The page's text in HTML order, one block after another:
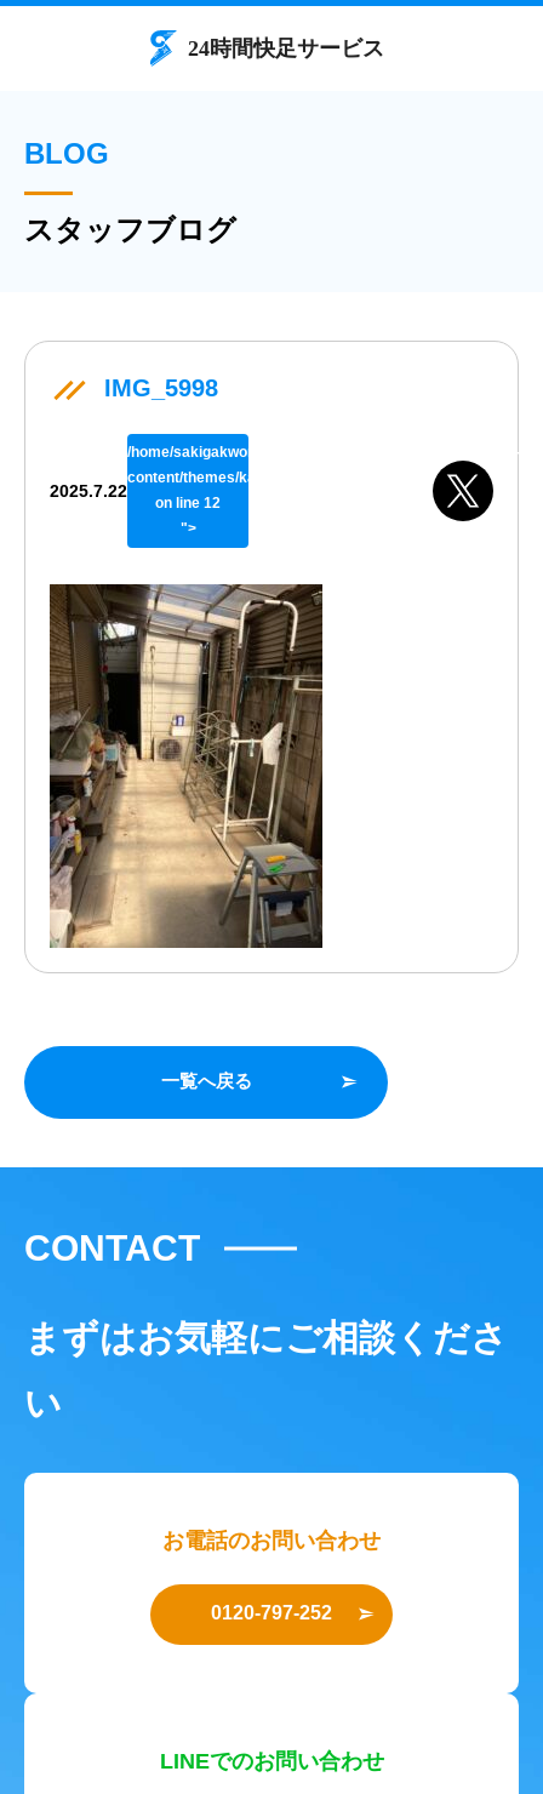
BLOG
スタッフブログ
IMG_5998
2025.7.22
/home/sakigakworks/benriya24h.com/public_html/wp/wp-
content/themes/kaisokuthemeV02/single.php
on line 12
">
一覧へ戻る
CONTACT
まずはお気軽にご相談くださ
い
お電話のお問い合わせ
0120-797-252
LINEでのお問い合わせ